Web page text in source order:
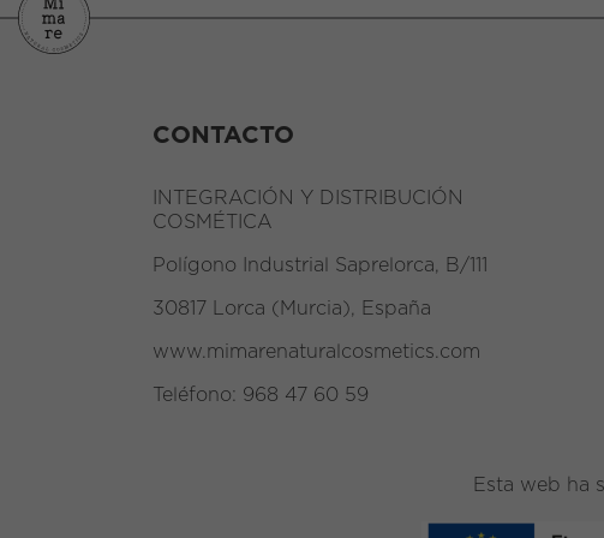
CONTACTO
INTEGRACIÓN Y DISTRIBUCIÓN
COSMÉTICA
Polígono Industrial Saprelorca, B/111
30817 Lorca (Murcia), España
www.mimarenaturalcosmetics.com
Teléfono: 968 47 60 59
Esta web ha